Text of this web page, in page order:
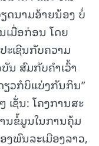
ດນາມອ້າຍນ້ອງ ບໍ່
ເມື່ອກ່ອນ ໂດຍ
ະເຊີນກັບຄວາມ
ນ ສົມກັບຄໍາເວົ້າ
ຽວກໍບິແບ່ງກັນກິນ”
ເຊັ່ນ: ໂຄງການສະ
ຂໍ້ມູນໃນການຄຸ້ມ
ງພົນລະເມືອງລາວ,